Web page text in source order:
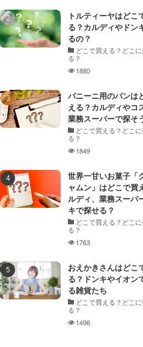
トルティーヤはどこ
る？カルディやドン
るの？
どこで買える？どこ
る？
1880
パニーニ用のパンは
える？カルディやコ
業務スーパーで探そ
どこで買える？どこ
る？
1849
世界一甘いお菓子「
ャムン」はどこで買
ルディ、業務スーパ
キで探せる？
どこで買える？どこ
る？
1763
おえかきさんはどこ
る？ドンキやイオン
る雑貨たち
どこで買える？どこ
る？
1496